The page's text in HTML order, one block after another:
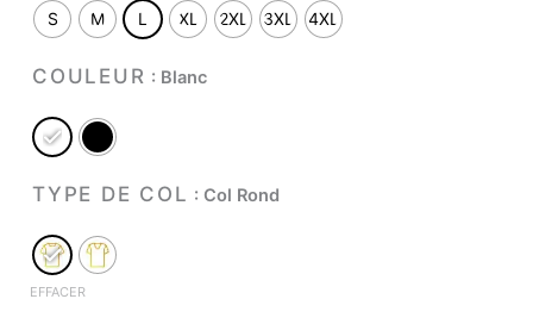
S M L XL 2XL 3XL 4XL
COULEUR : Blanc
TYPE DE COL : Col Rond
EFFACER
shirt